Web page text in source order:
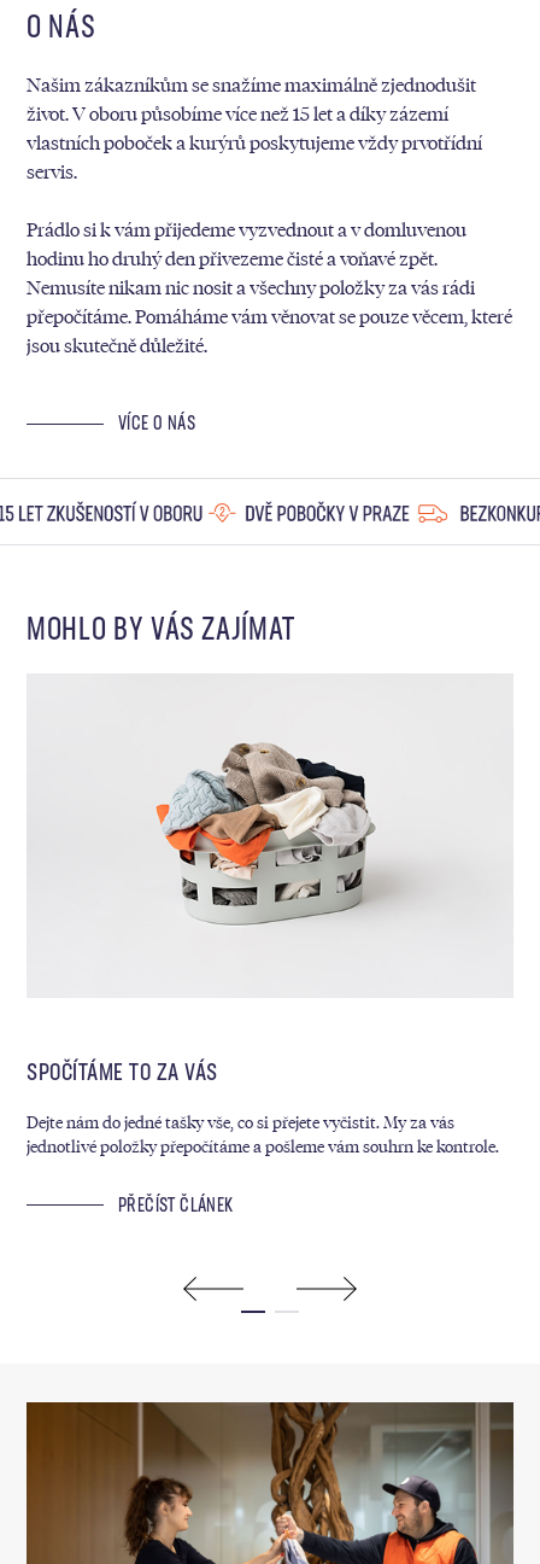
O NÁS
Našim zákazníkům se snažíme maximálně zjednodušit
život. V oboru působíme více než 15 let a díky zázemí
vlastních poboček a kurýrů poskytujeme vždy prvotřídní
servis.
Prádlo si k vám přijedeme vyzvednout a v domluvenou
hodinu ho druhý den přivezeme čisté a voňavé zpět.
Nemusíte nikam nic nosit a všechny položky za vás rádi
přepočítáme. Pomáháme vám věnovat se pouze věcem, které
jsou skutečně důležité.
VÍCE O NÁS
MOHLO BY VÁS ZAJÍMAT
SPOČÍTÁME TO ZA VÁS
Dejte nám do jedné tašky vše, co si přejete vyčistit. My za vás
jednotlivé položky přepočítáme a pošleme vám souhrn ke kontrole.
PŘEČÍST ČLÁNEK